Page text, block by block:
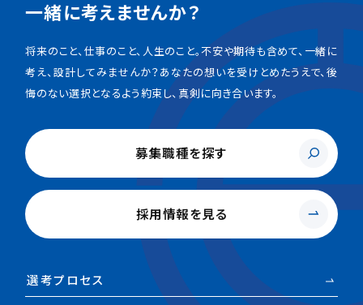
一緒に考えませんか？
将来のこと、仕事のこと、人生のこと。不安や期待も含めて、一緒に
考え、設計してみませんか？あなたの想いを受けとめたうえで、後
悔のない選択となるよう約束し、真剣に向き合います。
募集職種を探す
採用情報を見る
選考プロセス